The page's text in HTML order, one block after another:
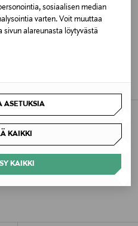
sosiaalisen median
varten. Voit muuttaa
alareunasta löytyvästä
ASETUKSIA
KAIKKI
KAIKKI
alushousut